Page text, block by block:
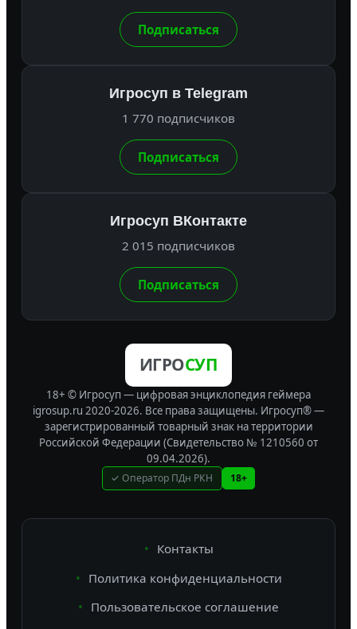
Подписаться
Игросуп в Telegram
1 770 подписчиков
Подписаться
Игросуп ВКонтакте
2 015 подписчиков
Подписаться
ИГРОСУП
18+ © Игросуп — цифровая энциклопедия геймера
igrosup.ru 2020-2026. Все права защищены. Игросуп® —
зарегистрированный товарный знак на территории
Российской Федерации (Свидетельство № 1210560 от
09.04.2026).
✓ Оператор ПДн РКН 18+
Контакты
Политика конфиденциальности
Пользовательское соглашение